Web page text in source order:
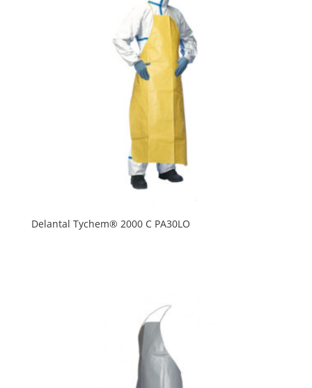
Delantal Tychem® 2000 C PA30LO